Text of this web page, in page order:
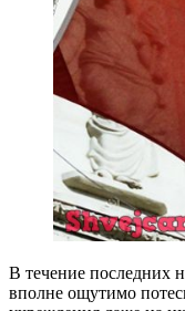
В течение последних
вполне ощутимо